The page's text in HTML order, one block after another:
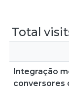
Total
Integração
conversores